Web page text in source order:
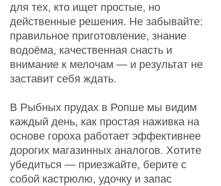
для тех, кто ищет простые, но
действенные решения. Не забывайте:
правильное приготовление, знание
водоёма, качественная снасть и
внимание к мелочам — и результат не
заставит себя ждать.
В Рыбных прудах в Ропше мы видим
каждый день, как простая наживка на
основе гороха работает эффективнее
дорогих магазинных аналогов. Хотите
убедиться — приезжайте, берите с
собой кастрюлю, удочку и запас